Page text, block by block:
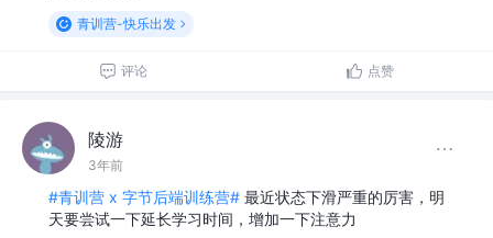
青训营-快乐出发
评论 点赞
陵游
3年前
#青训营 x 字节后端训练营# 最近状态下滑严重的厉害，明
天要尝试一下延长学习时间，增加一下注意力